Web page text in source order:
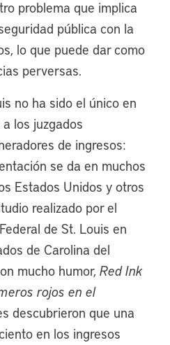
problema que implica
pública con la
lo que puede dar como
perversas.
no ha sido el único en
los juzgados
de ingresos:
se da en muchos
Estados Unidos y otros
realizado por el
de St. Louis en
de Carolina del
mucho humor, Red Ink
rojos en el
descubrieron que una
en los ingresos